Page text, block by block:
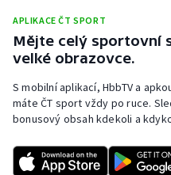
Volejbal
Ostatní
APLIKACE ČT SPORT
Mějte celý sportovní
velké obrazovce.
S mobilní aplikací, HbbTV a
máte ČT sport vždy po ruce.
bonusový obsah kdekoli a